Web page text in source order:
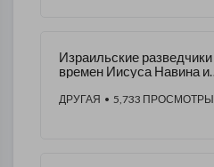
Израильские разведчики
времен Иисуса Навина и
ДРУГАЯ • 5,733 ПРОСМОТРЫ